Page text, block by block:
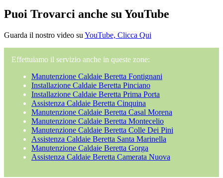
Puoi Trovarci anche su YouTube
Guarda il nostro video su YouTube, Clicca Qui
Effettuiamo il servizio anche in queste zone:
Manutenzione Caldaie Beretta Fontignani
Installazione Caldaie Beretta Pinciano
Installazione Caldaie Beretta Prima Porta
Assistenza Caldaie Beretta Cinquina
Manutenzione Caldaie Beretta Casal Morena
Manutenzione Caldaie Beretta Montecelio
Manutenzione Caldaie Beretta Colle Dei Pini
Assistenza Caldaie Beretta Santa Marinella
Manutenzione Caldaie Beretta Gorga
Assistenza Caldaie Beretta Camerata Nuova